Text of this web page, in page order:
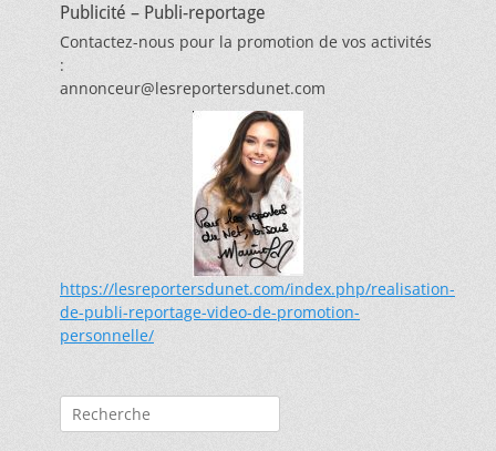
Publicité – Publi-reportage
Contactez-nous pour la promotion de vos activités
:
annonceur@lesreportersdunet.com
https://lesreportersdunet.com/index.php/realisation-
de-publi-reportage-video-de-promotion-
personnelle/
Rechercher :